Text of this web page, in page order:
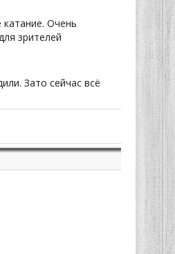
Очень
зрителей
Зато сейчас всё